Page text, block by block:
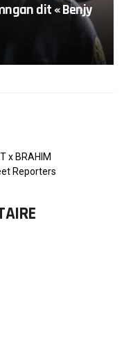
dit « Benjy
x BRAHIM
Reporters